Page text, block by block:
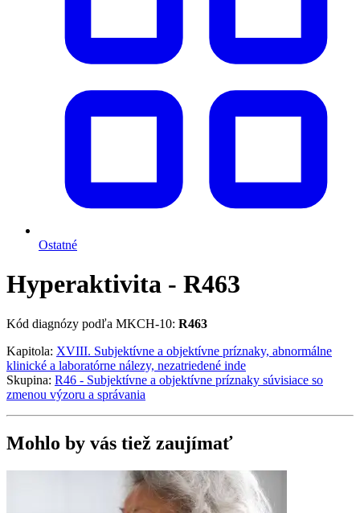
Ostatné
Hyperaktivita - R463
Kód diagnózy podľa MKCH-10: R463
Kapitola: XVIII. Subjektívne a objektívne príznaky, abnormálne
klinické a laboratórne nálezy, nezatriedené inde
Skupina: R46 - Subjektívne a objektívne príznaky súvisiace so
zmenou výzoru a správania
Mohlo by vás tiež zaujímať